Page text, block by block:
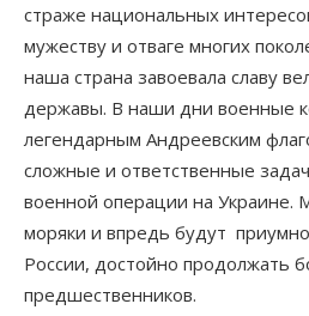
страже национальных
мужеству и отваге многих
наша страна завоевала славу
державы. В наши дни военные
легендарным Андреевским
сложные и ответственные
военной операции на Украине.
моряки и впредь будут
России, достойно продолжать
предшественников.